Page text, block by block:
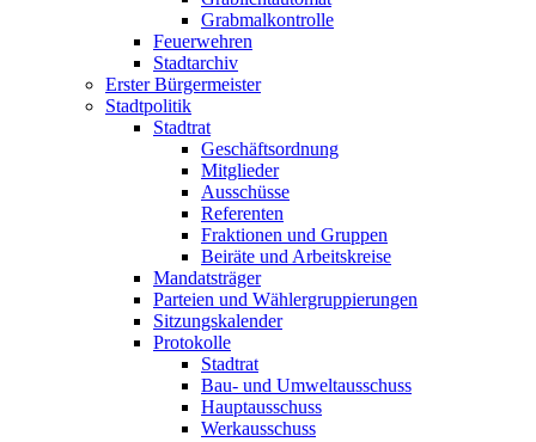
Grabmalkontrolle
Feuerwehren
Stadtarchiv
Erster Bürgermeister
Stadtpolitik
Stadtrat
Geschäftsordnung
Mitglieder
Ausschüsse
Referenten
Fraktionen und Gruppen
Beiräte und Arbeitskreise
Mandatsträger
Parteien und Wählergruppierungen
Sitzungskalender
Protokolle
Stadtrat
Bau- und Umweltausschuss
Hauptausschuss
Werkausschuss